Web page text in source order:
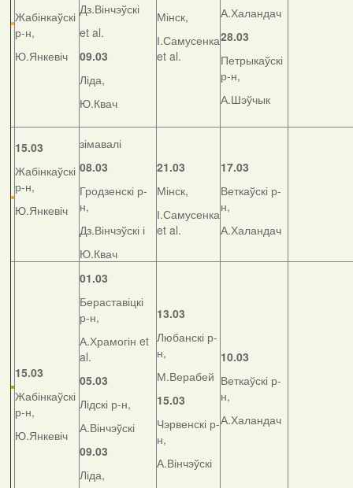
Жабінкаўскі
р-н,
Ю.Янкевіч
Дз.Вінчэўскі
et al.
09.03
Ліда,
Ю.Квач
Мінск,
І.Самусенка
et al.
А.Халандач
28.03
Петрыкаўскі
р-н,
А.Шэўчык
15.03
Жабінкаўскі
р-н,
Ю.Янкевіч
зімавалі
08.03
Гродзенскі р-
н,
Дз.Вінчэўскі і
Ю.Квач
21.03
Мінск,
І.Самусенка
et al.
17.03
Веткаўскі р-
н,
А.Халандач
15.03
Жабінкаўскі
р-н,
Ю.Янкевіч
01.03
Бераставіцкі
р-н,
А.Храмогін et
al.
05.03
Лідскі р-н,
А.Вінчэўскі
09.03
Ліда,
13.03
Любанскі р-
н,
М.Верабей
15.03
Чэрвенскі р-
н,
А.Вінчэўскі
10.03
Веткаўскі р-
н,
А.Халандач